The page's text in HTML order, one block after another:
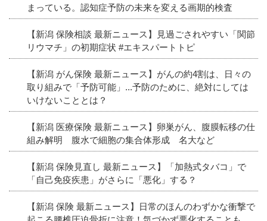
まっている。認知症予防の未来を変える画期的検査
【新潟 保険相談 最新ニュース】見過ごされやすい「関節
リウマチ」の初期症状 #エキスパートトピ
【新潟 がん保険 最新ニュース】がんの約4割は、日々の
取り組みで「予防可能」...予防のために、絶対にしては
いけないこととは？
【新潟 医療保険 最新ニュース】卵巣がん、腹膜転移の仕
組み解明 腹水で細胞の集合体形成 名大など
【新潟 保険見直し 最新ニュース】「加熱式タバコ」で
「自己免疫疾患」がさらに「悪化」する？
【新潟 保険 最新ニュース】日常のほんのわずかな衝撃で